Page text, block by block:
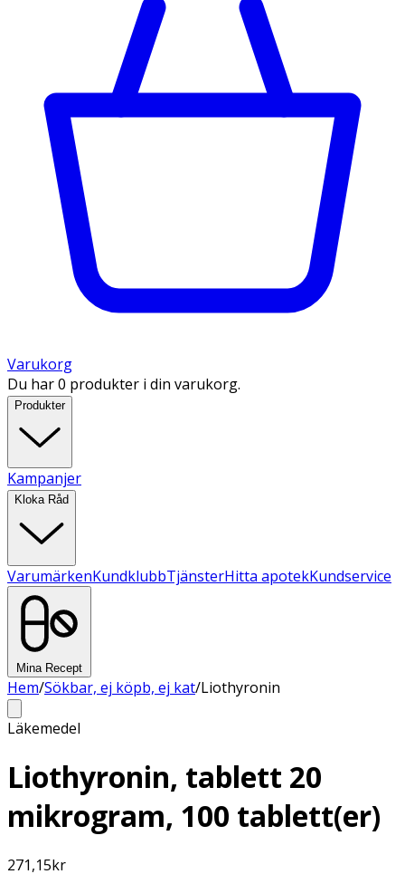
Varukorg
Du har 0 produkter i din varukorg.
Produkter
Kampanjer
Kloka Råd
VarumärkenKundklubbTjänsterHitta apotekKundservice
Mina Recept
Hem/Sökbar, ej köpb, ej kat/Liothyronin
Läkemedel
Liothyronin, tablett 20
mikrogram, 100 tablett(er)
271,15kr